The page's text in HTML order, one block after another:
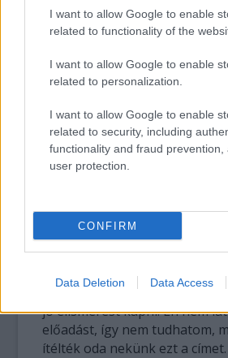
I want to allow Google to enable
related to functionality of the
I want to allow Google to enable
related to personalization.
I want to allow Google to enable
related to security, including
functionality and fraud prevention,
user protection.
CONFIRM
Data Deletion Data Access
képzelni előre egy év munkát.
most kaptad meg az egyik
osztrák színházi elismerést.
pozitív visszajelzés az
BV: Nem szédültünk meg a
jó elismerést kapni. Én nem
előadást, így nem tudhatom,
ítélték oda nekünk ezt a